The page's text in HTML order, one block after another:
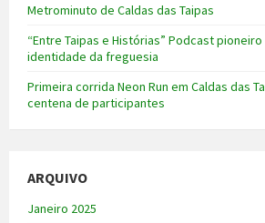
Metrominuto de Caldas das Taipas
“Entre Taipas e Histórias” Podcast
identidade da freguesia
Primeira corrida Neon Run em Caldas das
centena de participantes
ARQUIVO
Janeiro 2025